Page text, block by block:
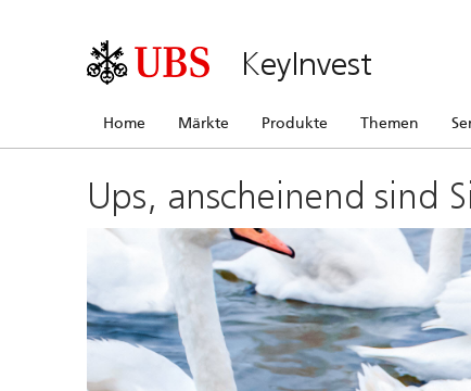
KeyInvest
Home Märkte Produkte Themen
Ups, anscheinend sind